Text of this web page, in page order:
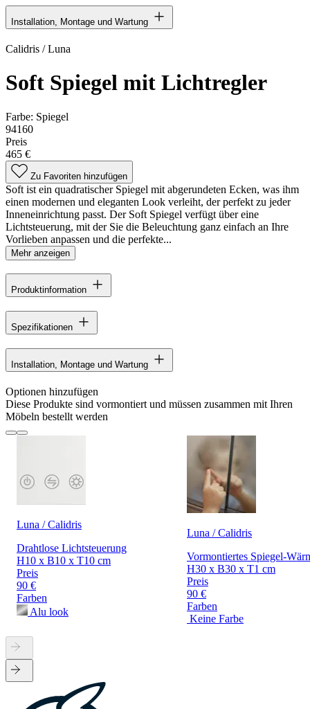
Installation, Montage und Wartung
Calidris / Luna
Soft Spiegel mit Lichtregler
Farbe: Spiegel
94160
Preis
465 €
Zu Favoriten hinzufügen
Soft ist ein quadratischer Spiegel mit abgerundeten Ecken, was ihm
einen modernen und eleganten Look verleiht, der perfekt zu jeder
Inneneinrichtung passt. Der Soft Spiegel verfügt über eine
Lichtsteuerung, mit der Sie die Beleuchtung ganz einfach an Ihre
Vorlieben anpassen und die perfekte...
Mehr anzeigen
Produktinformation
Spezifikationen
Installation, Montage und Wartung
Optionen hinzufügen
Diese Produkte sind vormontiert und müssen zusammen mit Ihren
Möbeln bestellt werden
Luna / Calidris
Drahtlose Lichtsteuerung
H10 x B10 x T10 cm
Preis
90 €
Farben
Alu look
Luna / Calidris
Vormontiertes Spiegel-
H30 x B30 x T1 cm
Preis
90 €
Farben
Keine Farbe